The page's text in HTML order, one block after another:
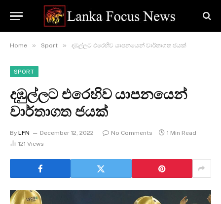
Home » Sport » දඹුල්ලට එරෙහිව යාපනයෙන් වාර්තාගත ජයක්
SPORT
දඹුල්ලට එරෙහිව යාපනයෙන්
වාර්තාගත ජයක්
By LFN December 12, 2022 No Comments
1 Min Read
121 Views